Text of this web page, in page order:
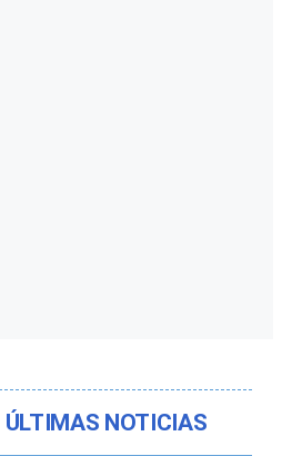
ÚLTIMAS NOTICIAS